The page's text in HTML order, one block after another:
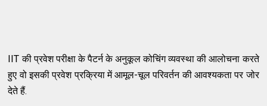
IIT की प्रवेश परीक्षा के पैटर्न के अनुकूल कोचिंग व्यवस्था की आलोचना करते
हुए वो इसकी प्रवेश प्रक्रिया में आमूल-चूल परिवर्तन की आवश्यकता पर जोर
देते हैं.